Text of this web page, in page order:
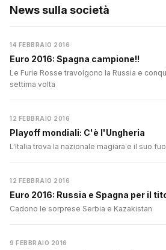
News sulla società
14 FEBBRAIO 2016
Euro 2016: Spagna campione!!
Le Furie Rosse travolgono la Russia e
settima volta
12 FEBBRAIO 2016
Playoff mondiali: C'è l'Ungheria
L'Italia trova la nazionale magiara e il suo
12 FEBBRAIO 2016
Euro 2016: Russia e Spagna per il
Cadono le sorprese Serbia e Kazakistan
9 FEBBRAIO 2016